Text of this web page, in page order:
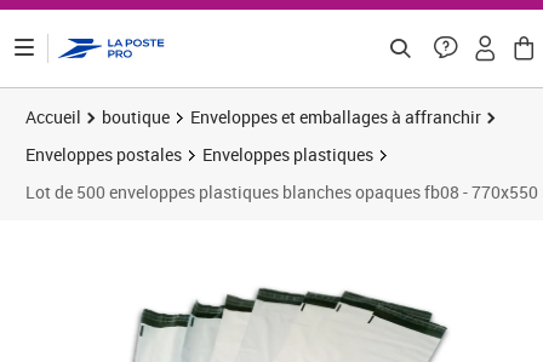
Accueil boutique
Enveloppes et emballages à affranchir
Enveloppes postales
Enveloppes plastiques
Lot de 500 enveloppes plastiques blanches opaques fb08 - 770x550